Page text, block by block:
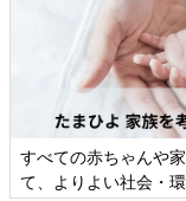
すべての赤ちゃんや
て、よりよい社会・